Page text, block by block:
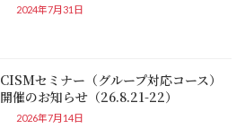
2024年7月31日
CISMセミナー（グループ対応コース）
開催のお知らせ（26.8.21-22）
2026年7月14日